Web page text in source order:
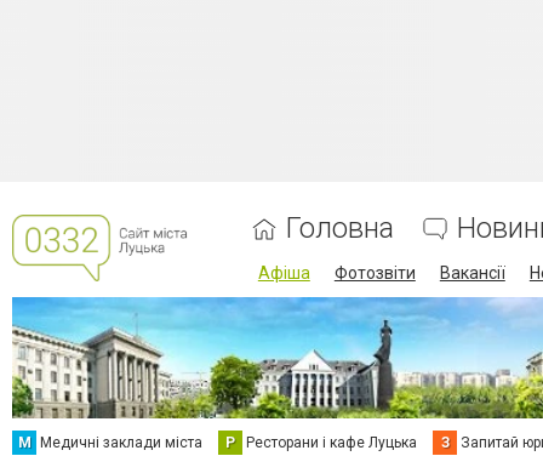
Головна
Афіша Фотозвіти Вакансії
М Медичні заклади міста Р Ресторани і кафе Луцька З Запитай